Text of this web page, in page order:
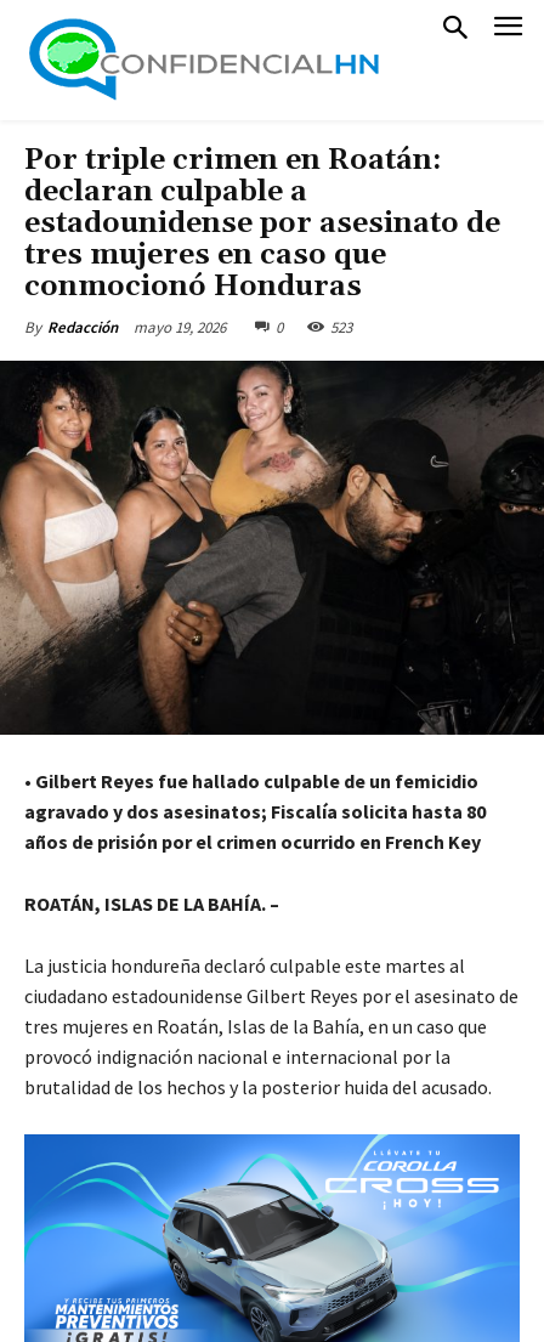
Por triple crimen en Roatán:
declaran culpable a
estadounidense por asesinato de
tres mujeres en caso que
conmocionó Honduras
By Redacción mayo 19, 2026 0 523
• Gilbert Reyes fue hallado culpable de un femicidio
agravado y dos asesinatos; Fiscalía solicita hasta 80
años de prisión por el crimen ocurrido en French Key
ROATÁN, ISLAS DE LA BAHÍA. –
La justicia hondureña declaró culpable este martes al
ciudadano estadounidense Gilbert Reyes por el asesinato de
tres mujeres en Roatán, Islas de la Bahía, en un caso que
provocó indignación nacional e internacional por la
brutalidad de los hechos y la posterior huida del acusado.